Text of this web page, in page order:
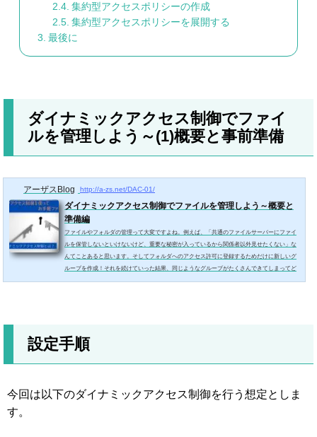
集約型アクセスポリシーの作成
集約型アクセスポリシーを展開する
最後に
ダイナミックアクセス制御でファイ
ルを管理しよう～(1)概要と事前準備
アーザスBlog http://a-zs.net/DAC-01/
ダイナミックアクセス制御でファイルを管理しよう～概要と
準備編
ファイルやフォルダの管理って大変ですよね。例えば、「共通のファイルサーバーにファイ
ルを保管しないといけないけど、重要な秘密が入っているから関係者以外見せたくない」な
んてことあると思います。そしてフォルダへのアクセス許可に登録するためだけに新しいグ
ループを作成！それを続けていった結果、同じようなグループがたくさんできてしまってど
れがどれだかわからない・・・。なんてことありませんか？そんな問題を解決してくれるの
設定手順
今回は以下のダイナミックアクセス制御を行う想定としま
す。